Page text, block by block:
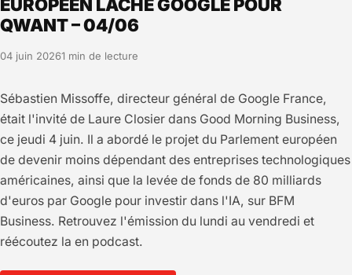
EUROPÉEN LÂCHE GOOGLE POUR
QWANT – 04/06
04 juin 20261 min de lecture
Sébastien Missoffe, directeur général de Google France,
était l'invité de Laure Closier dans Good Morning Business,
ce jeudi 4 juin. Il a abordé le projet du Parlement européen
de devenir moins dépendant des entreprises technologiques
américaines, ainsi que la levée de fonds de 80 milliards
d'euros par Google pour investir dans l'IA, sur BFM
Business. Retrouvez l'émission du lundi au vendredi et
réécoutez la en podcast.